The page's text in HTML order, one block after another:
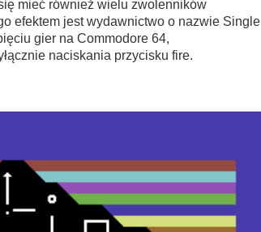
mieć również wielu zwolenników
efektem jest wydawnictwo o nazwie Single
gier na Commodore 64,
naciskania przycisku fire.